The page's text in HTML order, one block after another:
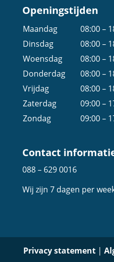
Openingstijden
Maandag
08:00 –
Dinsdag
08:00 –
Woensdag
08:00 –
Donderdag
08:00 –
Vrijdag
08:00 –
Zaterdag
09:00 –
Zondag
09:00 –
Contact
088 – 629 0016
Wij zijn 7 dagen per
Privacy statement |